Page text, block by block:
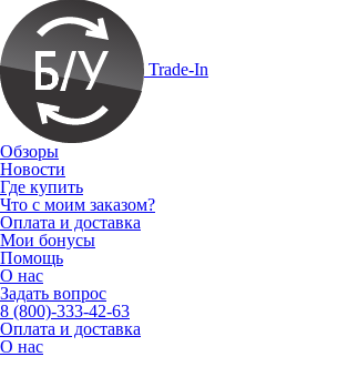
Trade-In
Обзоры
Новости
Где купить
Что с моим заказом?
Оплата и доставка
Мои бонусы
Помощь
О нас
Задать вопрос
8 (800)-333-42-63
Оплата и доставка
О нас